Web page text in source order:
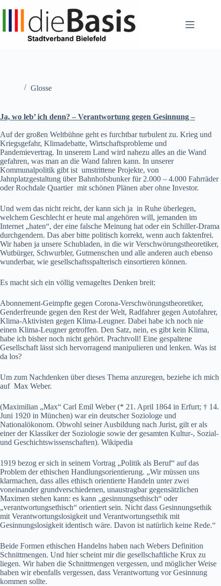
Glosse
Ja, wo leb’ ich denn? – Verantwortung gegen Gesinnung –
Auf der großen Weltbühne geht es furchtbar turbulent zu. Krieg und
Kriegsgefahr, Klimadebatte, Wirtschaftsprobleme und
Pandemievertrag. In unserem Land wird nahezu alles an die Wand
gefahren, was man an die Wand fahren kann. In unserer
Kommunalpolitik gibt ist umstrittene Projekte, von
Jahnplatzgestaltung über Bahnhofsbunker für 2.000 – 4.000 Fahrräder
oder Rochdale Quartier mit schönen Plänen aber ohne Investor.
Und wem das nicht reicht, der kann sich ja in Ruhe überlegen,
welchem Geschlecht er heute mal angehören will, jemanden im
Internet „haten“, der eine falsche Meinung hat oder ein Schiller-Drama
durchgendern. Das aber bitte politisch korrekt, wenn auch faktenfrei.
Wir haben ja unsere Schubladen, in die wir Verschwörungstheoretiker,
Wutbürger, Schwurbler, Gutmenschen und alle anderen auch ebenso
wunderbar, wie gesellschaftsspalterisch einsortieren können.
Es macht sich ein völlig vernageltes Denken breit:
Abonnement-Geimpfte gegen Corona-Verschwörungstheoretiker,
Genderfreunde gegen den Rest der Welt, Radfahrer gegen Autofahrer,
Klima-Aktivisten gegen Klima-Leugner. Dabei habe ich noch nie
einen Klima-Leugner getroffen. Den Satz, nein, es gibt kein Klima,
habe ich bisher noch nicht gehört. Prachtvoll! Eine gespaltene
Gesellschaft lässt sich hervorragend manipulieren und lenken. Was ist
da los?
Um zum Nachdenken über dieses Thema anzuregen, beziehe ich mich
auf Max Weber.
(Maximilian „Max“ Carl Emil Weber (* 21. April 1864 in Erfurt; † 14.
Juni 1920 in München) war ein deutscher Soziologe und
Nationalökonom. Obwohl seiner Ausbildung nach Jurist, gilt er als
einer der Klassiker der Soziologie sowie der gesamten Kultur-, Sozial-
und Geschichtswissenschaften). Wikipedia
1919 bezog er sich in seinem Vortrag „Politik als Beruf“ auf das
Problem der ethischen Handlungsorientierung. „Wir müssen uns
klarmachen, dass alles ethisch orientierte Handeln unter zwei
voneinander grundverschiedenen, unaustragbar gegensätzlichen
Maximen stehen kann: es kann „gesinnungsethisch“ oder
„verantwortungsethisch“ orientiert sein. Nicht dass Gesinnungsethik
mit Verantwortungslosigkeit und Verantwortungsethik mit
Gesinnungslosigkeit identisch wäre. Davon ist natürlich keine Rede.“
Beide Formen ethischen Handelns haben nach Webers Definition
Schnittmengen. Und hier scheint mir die gesellschaftliche Krux zu
liegen. Wir haben die Schnittmengen vergessen, und möglicher Weise
haben wir ebenfalls vergessen, dass Verantwortung vor Gesinnung
kommen sollte.